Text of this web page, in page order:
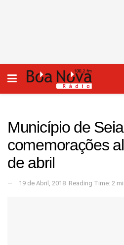
Município de
comemorações
de abril
19 de Abril, 2018 Reading Time: 2